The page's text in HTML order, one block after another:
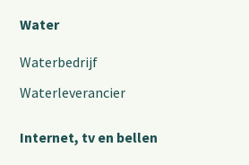
Water
Waterbedrijf
Waterleverancier
Internet, tv en bellen